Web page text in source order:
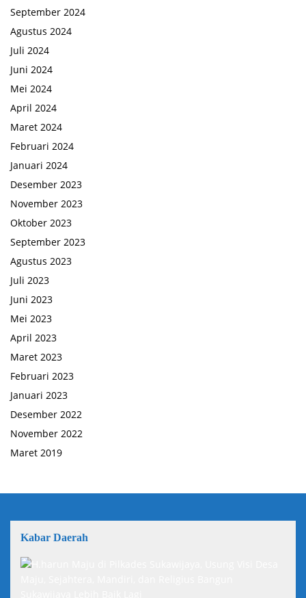
September 2024
Agustus 2024
Juli 2024
Juni 2024
Mei 2024
April 2024
Maret 2024
Februari 2024
Januari 2024
Desember 2023
November 2023
Oktober 2023
September 2023
Agustus 2023
Juli 2023
Juni 2023
Mei 2023
April 2023
Maret 2023
Februari 2023
Januari 2023
Desember 2022
November 2022
Maret 2019
Kabar Daerah